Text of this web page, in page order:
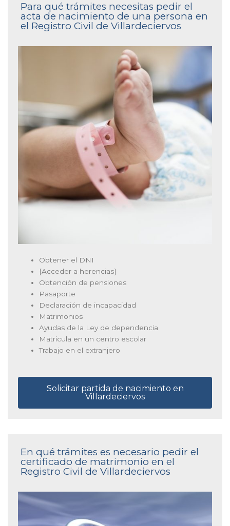
Para qué trámites necesitas pedir el
acta de nacimiento de una persona en
el Registro Civil de Villardeciervos
Obtener el DNI
{Acceder a herencias}
Obtención de pensiones
Pasaporte
Declaración de incapacidad
Matrimonios
Ayudas de la Ley de dependencia
Matricula en un centro escolar
Trabajo en el extranjero
Solicitar partida de nacimiento en
Villardeciervos
En qué trámites es necesario pedir el
certificado de matrimonio en el
Registro Civil de Villardeciervos